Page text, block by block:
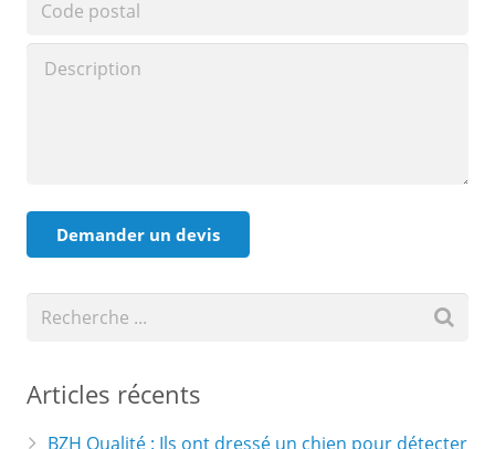
Articles récents
BZH Qualité : Ils ont dressé un chien pour détecter